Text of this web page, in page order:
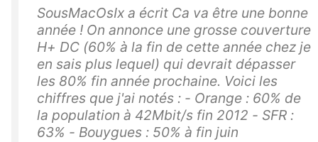
SousMacOsIx a écrit Ca va être une bonne
année ! On annonce une grosse couverture
H+ DC (60% à la fin de cette année chez je
en sais plus lequel) qui devrait dépasser
les 80% fin année prochaine. Voici les
chiffres que j'ai notés : - Orange : 60% de
la population à 42Mbit/s fin 2012 - SFR :
63% - Bouygues : 50% à fin juin